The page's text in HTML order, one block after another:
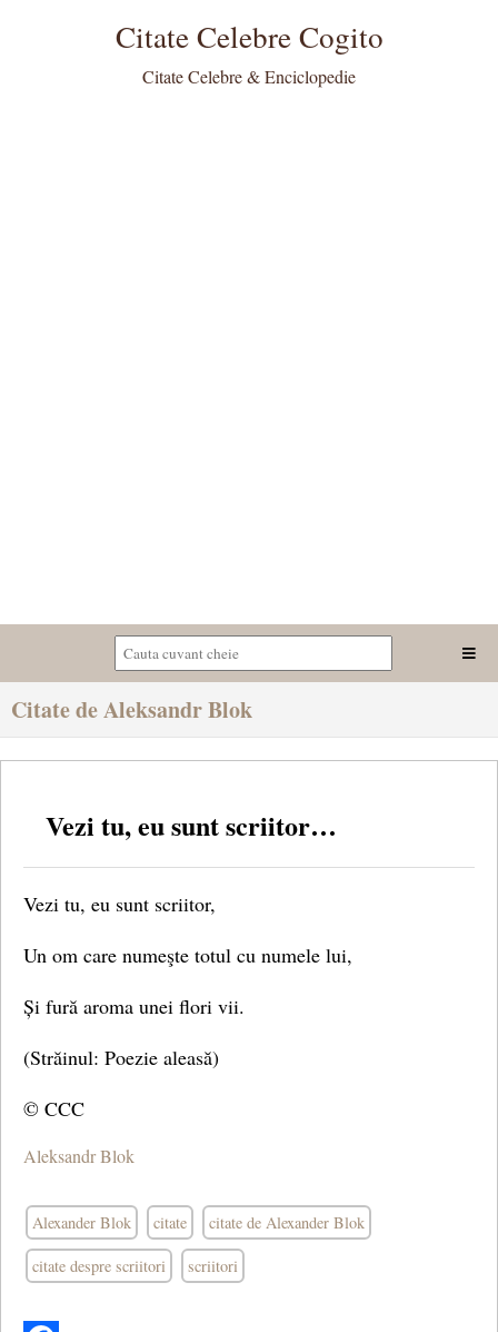
Citate Celebre Cogito
Citate Celebre & Enciclopedie
Citate de Aleksandr Blok
Vezi tu, eu sunt scriitor…
Vezi tu, eu sunt scriitor,
Un om care numeşte totul cu numele lui,
Și fură aroma unei flori vii.
(Străinul: Poezie aleasă)
© CCC
Aleksandr Blok
Alexander Blok citate citate de Alexander Blok
citate despre scriitori scriitori